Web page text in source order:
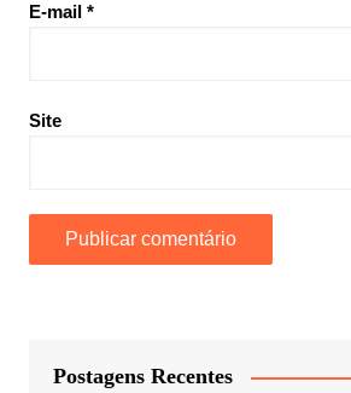
E-mail *
Site
Postagens Recentes